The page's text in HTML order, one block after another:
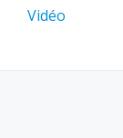
Vidéo